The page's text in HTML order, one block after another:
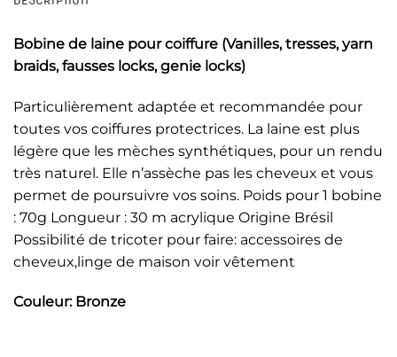
Bobine de laine pour coiffure (Vanilles, tresses, yarn
braids, fausses locks, genie locks)
Particulièrement adaptée et recommandée pour
toutes vos coiffures protectrices. La laine est plus
légère que les mèches synthétiques, pour un rendu
très naturel. Elle n’assèche pas les cheveux et vous
permet de poursuivre vos soins. Poids pour 1 bobine
: 70g Longueur : 30 m acrylique Origine Brésil
Possibilité de tricoter pour faire: accessoires de
cheveux,linge de maison voir vêtement
Couleur: Bronze